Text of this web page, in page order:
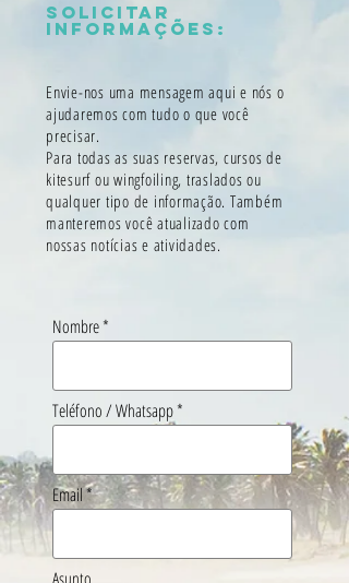
Solicitar
informações:
Envie-nos uma mensagem aqui e nós o
ajudaremos com tudo o que você
precisar.
Para todas as suas reservas, cursos de
kitesurf ou wingfoiling, traslados ou
qualquer tipo de informação. Também
manteremos você atualizado com
nossas notícias e atividades.
Nombre
Teléfono / Whatsapp
Email